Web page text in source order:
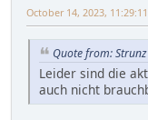
October 14, 2023,
Quote from:
Leider sind die
auch nicht